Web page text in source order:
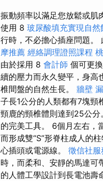
振動頻率以滿足您放鬆或
使用 8 玻尿酸填充實現自然
行時，不必擔心插座問題
摩推薦 經絡調理證照課程
由於採用 8 會計師 個可更
續的壓力而永久變平，身高
椎間盤的自然生長。 牆壁
子長1公分的人類都有7塊頸
頸鹿的頸椎體則達到25公分
的完美工具。 6個月左右，
而形成雙“S”形脊柱成人的
心插頭或電源線。 徵信社
時，而柔和、安靜的馬達可
的人體工學設計到長電池壽